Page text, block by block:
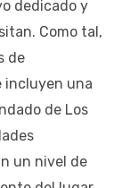
dedicado y
Como tal,
de
incluyen una
de Los
un nivel de